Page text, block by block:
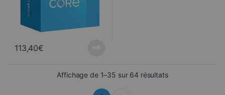
113,40€
Affichage de 1–35 sur 64 résultatsOrdinati dal più